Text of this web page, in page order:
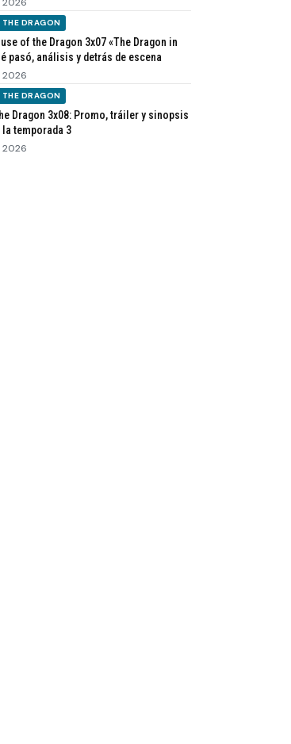
ABC
DRAGON
of the Dragon 3x07 «The Dragon in
pasó, análisis y detrás de escena
2026
DRAGON
Dragon 3x08: Promo, tráiler y sinopsis
la temporada 3
2026